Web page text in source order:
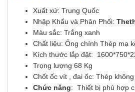
Xuất xứ: Trung Quốc
Nhập Khẩu và Phân Phối:
Màu sắc: Trắng xanh
Chất liệu: Ống chính Thép mạ
Kích thước lắp đặt:
Trọng lượng 68 Kg
Chốt ốc vít , đai ốc: Thép
Chức năng: Thiết bị phù hợp